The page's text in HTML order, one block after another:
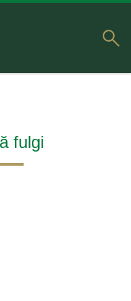
fulgi